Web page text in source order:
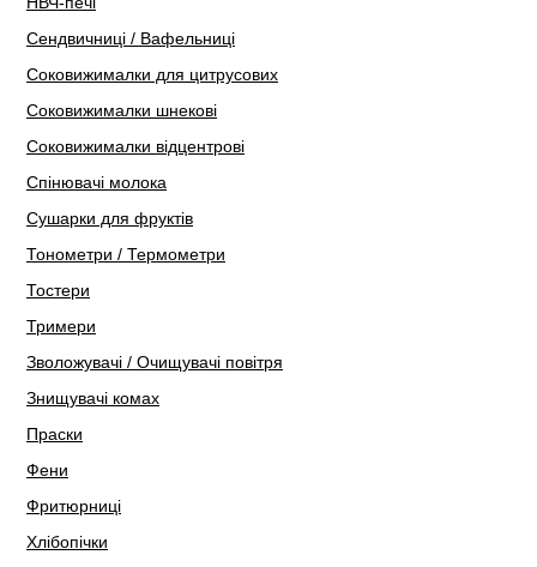
Сендвичниці / Вафельниці
Соковижималки для цитрусових
Соковижималки шнекові
Соковижималки відцентрові
Спінювачі молока
Сушарки для фруктів
Тонометри / Термометри
Тостери
Тримери
Зволожувачі / Очищувачі повітря
Знищувачі комах
Праски
Фени
Фритюрниці
Хлібопічки